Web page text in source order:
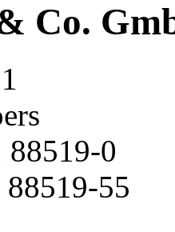
Co.
88519-0
55